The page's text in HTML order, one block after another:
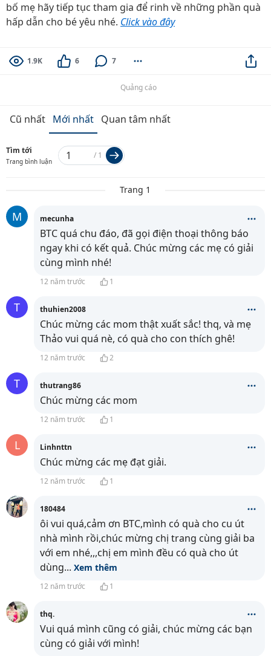
bố mẹ hãy tiếp tục tham gia để rinh về những phần quà
hấp dẫn cho bé yêu nhé. Click vào đây
1.9K 6 7
Quảng cáo
Cũ nhất Mới nhất Quan tâm nhất
Tìm tới
Trang bình luận
/ 1
Trang 1
M mecunha
BTC quá chu đáo, đã gọi điện thoại thông báo
ngay khi có kết quả. Chúc mừng các mẹ có giải
cùng mình nhé!
12 năm trước 1
T thuhien2008
Chúc mừng các mom thật xuất sắc! thq, và mẹ
Thảo vui quá nè, có quà cho con thích ghê!
12 năm trước 2
T thutrang86
Chúc mừng các mom
12 năm trước 1
L Linhnttn
Chúc mừng các mẹ đạt giải.
12 năm trước 1
180484
ôi vui quá,cảm ơn BTC,mình có quà cho cu út
nhà mình rồi,chúc mừng chị trang cùng giải ba
với em nhé,,,chị em mình đều có quà cho út
dùng... Xem thêm
12 năm trước 1
thq.
Vui quá mình cũng có giải, chúc mừng các bạn
cùng có giải với mình!